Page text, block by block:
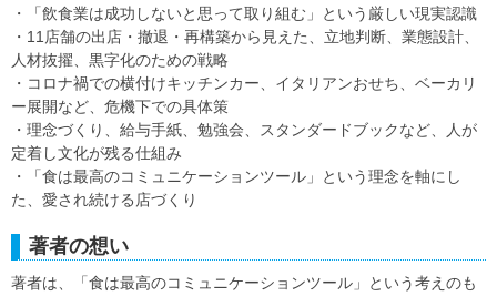
・「飲食業は成功しないと思って取り組む」という厳しい現実認識
・11店舗の出店・撤退・再構築から見えた、立地判断、業態設計、
人材抜擢、黒字化のための戦略
・コロナ禍での横付けキッチンカー、イタリアンおせち、ベーカリ
ー展開など、危機下での具体策
・理念づくり、給与手紙、勉強会、スタンダードブックなど、人が
定着し文化が残る仕組み
・「食は最高のコミュニケーションツール」という理念を軸にし
た、愛され続ける店づくり
著者の想い
著者は、「食は最高のコミュニケーションツール」という考えのも